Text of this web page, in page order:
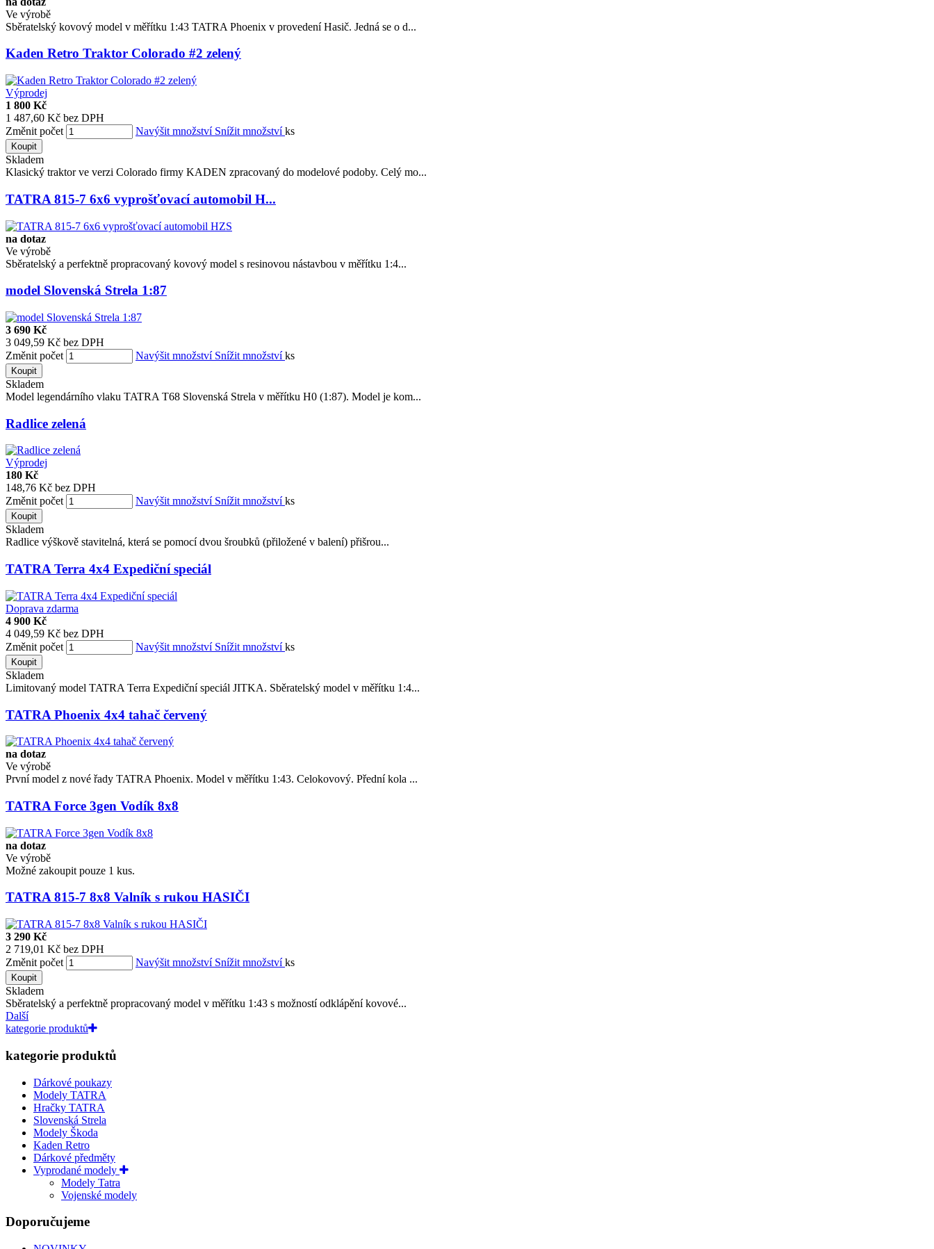
Ve výrobě
Sběratelský kovový model v měřítku 1:43 TATRA Phoenix v provedení Hasič. Jedná se o d...
Kaden Retro Traktor Colorado #2 zelený
Výprodej
1 800 Kč
1 487,60 Kč bez DPH
Změnit počet
Navýšit množství Snížit množstvíks
Koupit
Skladem
Klasický traktor ve verzi Colorado firmy KADEN zpracovaný do modelové podoby. Celý mo...
TATRA 815-7 6x6 vyprošťovací automobil H...
na dotaz
Ve výrobě
Sběratelský a perfektně propracovaný kovový model s resinovou nástavbou v měřítku 1:4...
model Slovenská Strela 1:87
3 690 Kč
3 049,59 Kč bez DPH
Změnit počet
Navýšit množství Snížit množstvíks
Koupit
Skladem
Model legendárního vlaku TATRA T68 Slovenská Strela v měřítku H0 (1:87). Model je kom...
Radlice zelená
Výprodej
180 Kč
148,76 Kč bez DPH
Změnit počet
Navýšit množství Snížit množstvíks
Koupit
Skladem
Radlice výškově stavitelná, která se pomocí dvou šroubků (přiložené v balení) přišrou...
TATRA Terra 4x4 Expediční speciál
Doprava zdarma
4 900 Kč
4 049,59 Kč bez DPH
Změnit počet
Navýšit množství Snížit množstvíks
Koupit
Skladem
Limitovaný model TATRA Terra Expediční speciál JITKA. Sběratelský model v měřítku 1:4...
TATRA Phoenix 4x4 tahač červený
na dotaz
Ve výrobě
První model z nové řady TATRA Phoenix. Model v měřítku 1:43. Celokovový. Přední kola ...
TATRA Force 3gen Vodík 8x8
na dotaz
Ve výrobě
​Možné zakoupit pouze 1 kus.
TATRA 815-7 8x8 Valník s rukou HASIČI
3 290 Kč
2 719,01 Kč bez DPH
Změnit počet
Navýšit množství Snížit množstvíks
Koupit
Skladem
Sběratelský a perfektně propracovaný model v měřítku 1:43 s možností odklápění kovové...
Další
kategorie produktů
kategorie produktů
Dárkové poukazy
Modely TATRA
Hračky TATRA
Slovenská Strela
Modely Škoda
Kaden Retro
Dárkové předměty
Vyprodané modely
Modely Tatra
Vojenské modely
Doporučujeme